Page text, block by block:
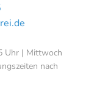
Uhr | Mittwoch
nach